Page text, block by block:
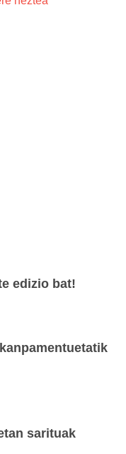
edizio bat!
sarituak